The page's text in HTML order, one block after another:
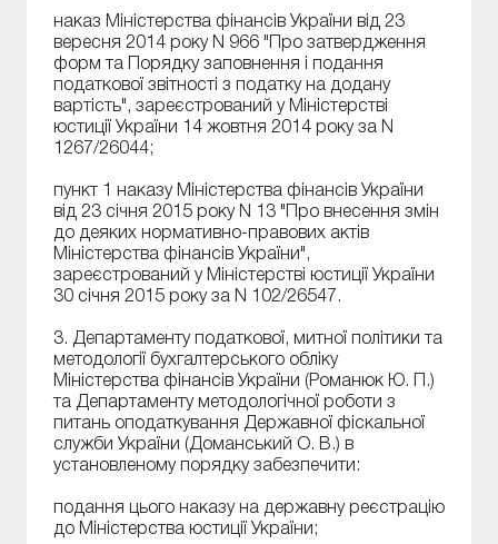
наказ Міністерства фінансів України від 23
вересня 2014 року N 966 "Про затвердження
форм та Порядку заповнення і подання
податкової звітності з податку на додану
вартість", зареєстрований у Міністерстві
юстиції України 14 жовтня 2014 року за N
1267/26044;
пункт 1 наказу Міністерства фінансів України
від 23 січня 2015 року N 13 "Про внесення змін
до деяких нормативно-правових актів
Міністерства фінансів України",
зареєстрований у Міністерстві юстиції України
30 січня 2015 року за N 102/26547.
3. Департаменту податкової, митної політики та
методології бухгалтерського обліку
Міністерства фінансів України (Романюк Ю. П.)
та Департаменту методологічної роботи з
питань оподаткування Державної фіскальної
служби України (Доманський О. В.) в
установленому порядку забезпечити:
подання цього наказу на державну реєстрацію
до Міністерства юстиції України;